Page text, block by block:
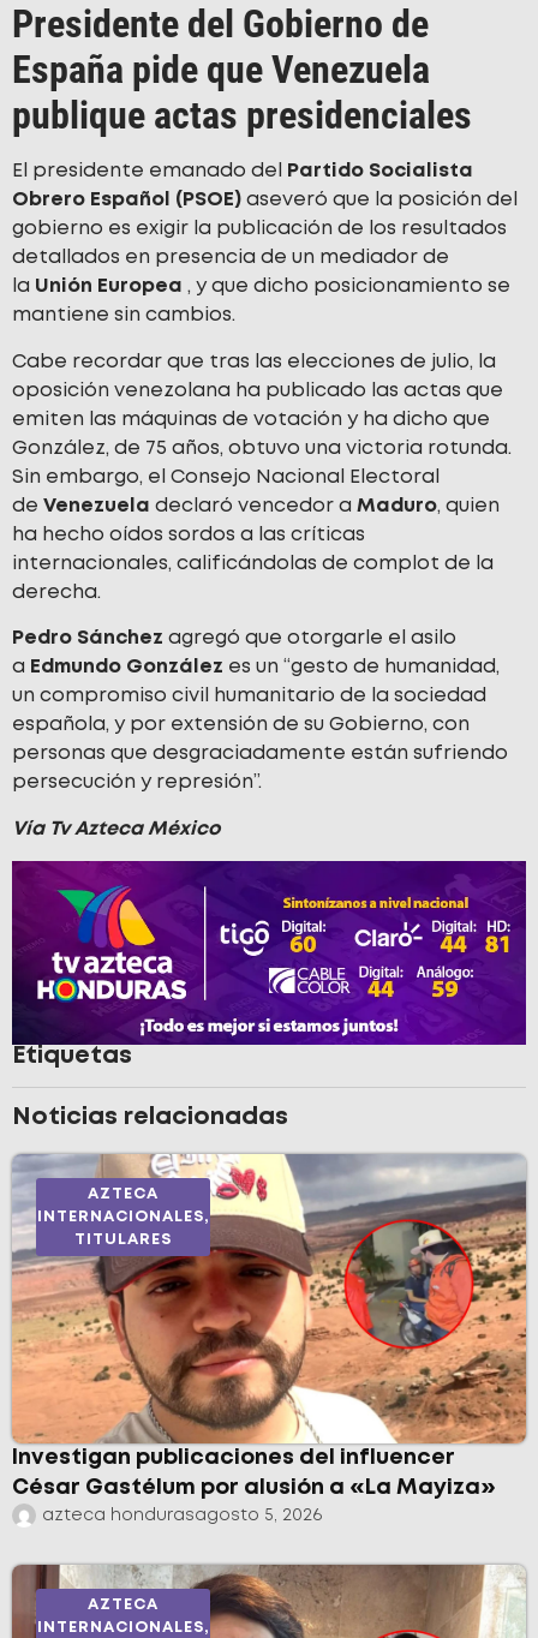
Presidente del Gobierno de
España pide que Venezuela
publique actas presidenciales
El presidente emanado del
Partido Socialista
Obrero Español (PSOE) aseveró que la posición del
gobierno es exigir la publicación de los resultados
detallados en presencia de un mediador de
la Unión Europea , y que dicho posicionamiento se
mantiene sin cambios.
Cabe recordar que tras las elecciones de julio, la
oposición venezolana ha publicado las actas que
emiten las máquinas de votación y ha dicho que
González, de 75 años, obtuvo una victoria rotunda.
Sin embargo, el Consejo Nacional Electoral
de Venezuela declaró vencedor a Maduro, quien
ha hecho oídos sordos a las críticas
internacionales, calificándolas de complot de la
derecha.
Pedro Sánchez agregó que otorgarle el asilo
a Edmundo González es un “gesto de humanidad,
un compromiso civil humanitario de la sociedad
española, y por extensión de su Gobierno, con
personas que desgraciadamente están sufriendo
persecución y represión”.
Vía Tv Azteca México
Etiquetas
Noticias relacionadas
AZTECA
INTERNACIONALES,
TITULARES
Investigan publicaciones del influencer
César Gastélum por alusión a «La Mayiza»
azteca hondurasagosto 5, 2026
AZTECA
INTERNACIONALES,